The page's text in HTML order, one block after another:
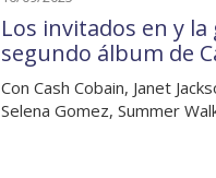
Los invitados en y
segundo álbum de
Con Cash Cobain, Janet
Selena Gomez, Summer